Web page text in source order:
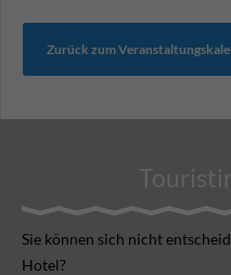
Zurück zum
Sie können sich nicht
Hotel?